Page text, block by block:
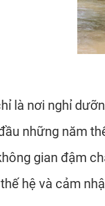
là nơi nghỉ
những năm
gian đậm
hệ và cảm